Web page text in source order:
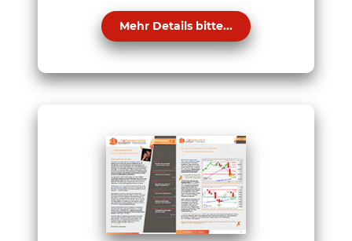
Mehr Details bitte...